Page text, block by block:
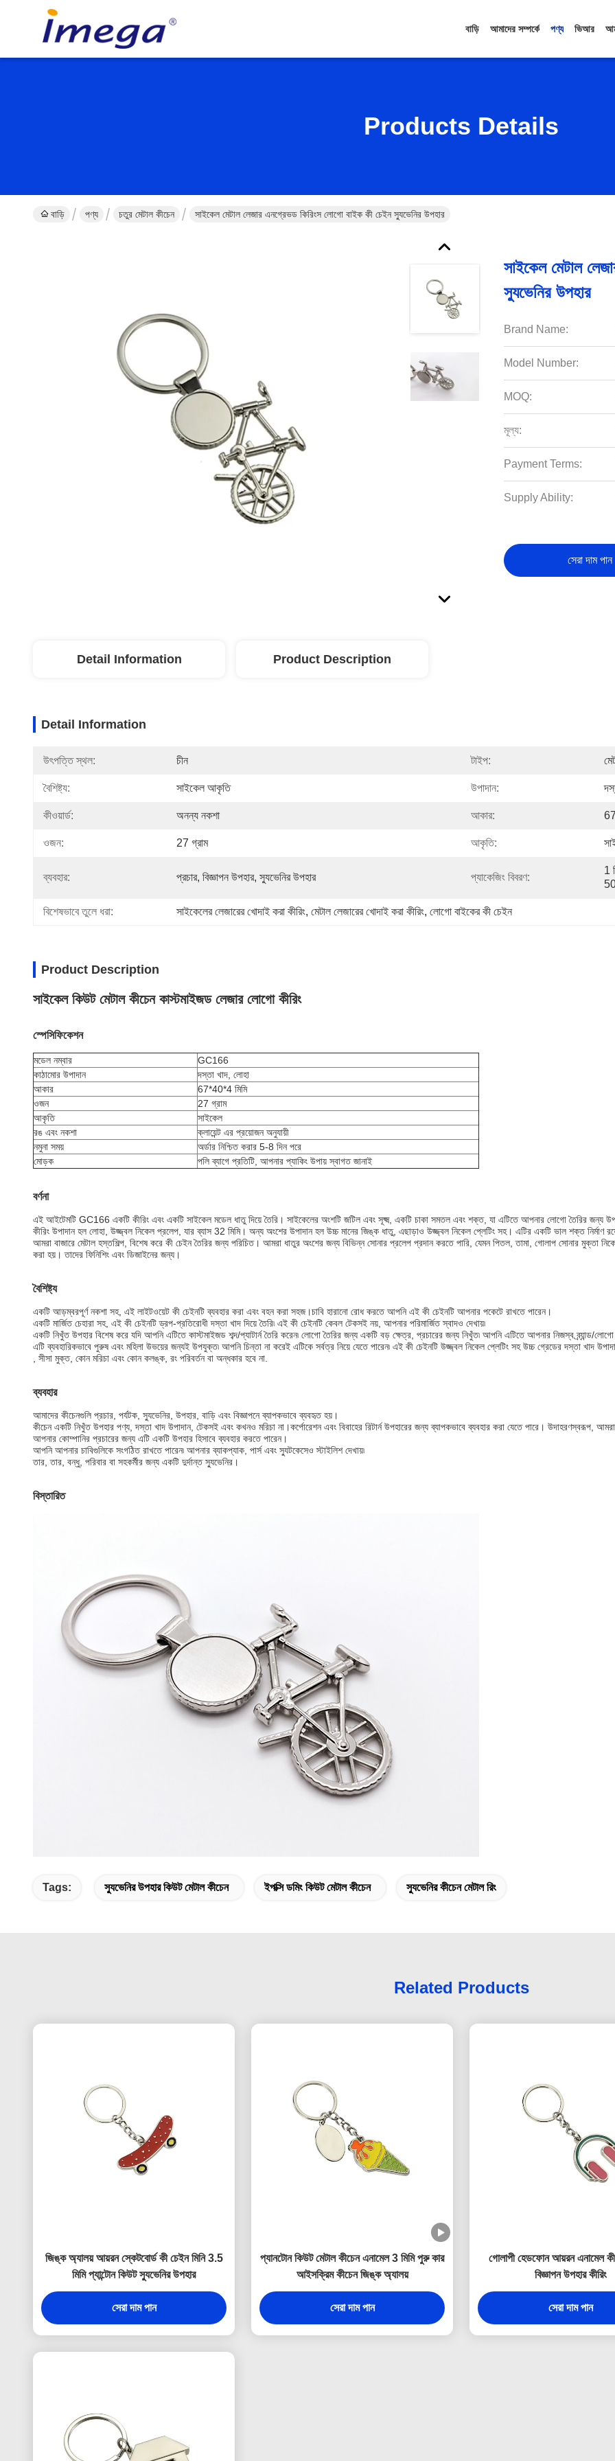
বাড়ি আমাদের সম্পর্কে পণ্য ভিআর
Products Details
বাড়ি পণ্য চতুর মেটাল কীচেন সাইকেল মেটাল লেজার এনগ্রেভড কিরিংস লোগো বাইক কী চেইন স্যুভেনির উপহার
সাইকেল মেটাল
স্যুভেনির উপহার
Brand Name:
Model Number:
MOQ:
মূল্য:
Payment Terms:
Supply Ability:
সেরা দাম পান
Detail Information Product Description
Detail Information
উৎপত্তি স্থল: চীন টাইপ:
বৈশিষ্ট্য: সাইকেল আকৃতি উপাদান:
কীওয়ার্ড: অনন্য নকশা আকার:
ওজন: 27 গ্রাম আকৃতি:
ব্যবহার: প্রচার, বিজ্ঞাপন উপহার, স্যুভেনির উপহার প্যাকেজিং বিবরণ:
1
বিশেষভাবে তুলে ধরা: সাইকেলের লেজারের খোদাই করা কীরিং, মেটাল লেজারের খোদাই করা কীরিং, লোগো বাইকের কী চেইন
Product Description
সাইকেল কিউট মেটাল কীচেন কাস্টমাইজড লেজার লোগো কীরিং
স্পেসিফিকেশন
মডেল নম্বার
GC166
কাঠামোর উপাদান
দস্তা খাদ, লোহা
আকার
67*40*4 মিমি
ওজন
27 গ্রাম
আকৃতি
সাইকেল
রঙ এবং নকশা
ক্লায়েন্ট এর প্রয়োজন অনুযায়ী
নমুনা সময়
অর্ডার নিশ্চিত করার 5-8 দিন পরে
মোড়ক
পলি ব্যাগে প্রতিটি, আপনার প্যাকিং উপায় স্বাগত জানাই
বর্ণনা
এই আইটেমটি GC166 একটি কীরিং এবং একটি সাইকেল মডেল ধাতু দিয়ে তৈরি। সাইকেলের অংশটি জটিল এবং সূক্ষ্ম, একটি চাকা সমতল এবং শক্ত, যা এটিতে আপনার লোগো তৈরির জন্য
কীরিং উপাদান হল লোহা, উজ্জ্বল নিকেল প্রলেপ, যার ব্যাস 32 মিমি। অন্য অংশের উপাদান হল উচ্চ মানের জিঙ্ক ধাতু, এছাড়াও উজ্জ্বল নিকেল প্লেটিং সহ। এটির একটি ভাল শক্ত নির্মাণ
আমরা বাজারে মেটাল হস্তশিল্প, বিশেষ করে কী চেইন তৈরির জন্য পরিচিত। আমরা ধাতুর অংশের জন্য বিভিন্ন সোনার প্রলেপ প্রদান করতে পারি, যেমন পিতল, তামা, গোলাপ সোনার মুক্তা
করা হয়। তাদের ফিনিশিং এবং ডিজাইনের জন্য।
বৈশিষ্ট্য
একটি আড়ম্বরপূর্ণ নকশা সহ, এই লাইটওয়েট কী চেইনটি ব্যবহার করা এবং বহন করা সহজ।চাবি হারানো রোধ করতে আপনি এই কী চেইনটি আপনার পকেটে রাখতে পারেন।
একটি মার্জিত চেহারা সহ, এই কী চেইনটি ড্রপ-প্রতিরোধী দস্তা খাদ দিয়ে তৈরি৷ এই কী চেইনটি কেবল টেকসই নয়, আপনার পরিমার্জিত স্বাদও দেখায়৷
একটি নিখুঁত উপহার বিশেষ করে যদি আপনি এটিতে কাস্টমাইজড শব্দ/প্যাটার্ন তৈরি করেন৷ লোগো তৈরির জন্য একটি বড় ক্ষেত্র, প্রচারের জন্য নিখুঁত৷ আপনি এটিতে আপনার নিজস্ব ব্র্যান্ড/
এটি ব্যবহারিকভাবে পুরুষ এবং মহিলা উভয়ের জন্যই উপযুক্ত৷ আপনি চিন্তা না করেই এটিকে সর্বত্র নিয়ে যেতে পারেন৷ এই কী চেইনটি উজ্জ্বল নিকেল প্লেটিং সহ উচ্চ গ্রেডের দস্তা খাদ
, সীসা মুক্ত, কোন মরিচা এবং কোন কলঙ্ক, রং পরিবর্তন বা অন্ধকার হবে না.
ব্যবহার
আমাদের কীচেনগুলি প্রচার, পর্যটক, স্যুভেনির, উপহার, বাড়ি এবং বিজ্ঞাপনে ব্যাপকভাবে ব্যবহৃত হয়।
কীচেন একটি নিখুঁত উপহার পণ্য, দস্তা খাদ উপাদান, টেকসই এবং কখনও মরিচা না।কর্পোরেশন এবং বিবাহের রিটার্ন উপহারের জন্য ব্যাপকভাবে ব্যবহার করা যেতে পারে। উদাহরণস্বরূপ,
আপনার কোম্পানির প্রচারের জন্য এটি একটি উপহার হিসাবে ব্যবহার করতে পারেন।
আপনি আপনার চাবিগুলিকে সংগঠিত রাখতে পারেন৷ আপনার ব্যাকপ্যাক, পার্স এবং স্যুটকেসেও স্টাইলিশ দেখায়৷
তার, তার, বন্ধু, পরিবার বা সহকর্মীর জন্য একটি দুর্দান্ত স্যুভেনির।
বিস্তারিত
Tags: স্যুভেনির উপহার কিউট মেটাল কীচেন ইপক্সি ডমিং কিউট মেটাল কীচেন স্যুভেনির কীচেন মেটাল রিং
Related Products
জিঙ্ক অ্যালয় আয়রন স্কেটবোর্ড কী চেইন মিনি 3.5
মিমি প্যান্টোন কিউট স্যুভেনির উপহার
সেরা দাম পান
প্যানটোন কিউট মেটাল কীচেন এনামেল 3 মিমি পুরু কার
আইসক্রিম কীচেন জিঙ্ক অ্যালয়
সেরা দাম পান
গোলাপী হেডফোন আয়রন এনামেল কী
বিজ্ঞাপন উপহার কীরিং
সেরা দাম পান